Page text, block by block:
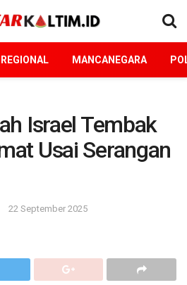
REGIONAL MANCANEGARA
Israel Tembak
Usai Serangan
22 September 2025